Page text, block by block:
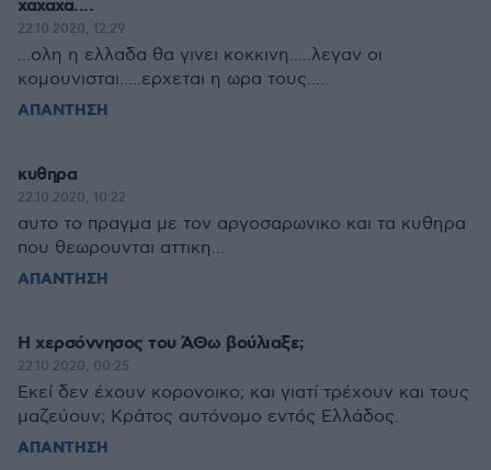
χαχαχα....
22.10.2020, 12:29
...ολη η ελλαδα θα γινει κοκκινη.....λεγαν οι
κομουνισται.....ερχεται η ωρα τους.....
ΑΠΑΝΤΗΣΗ
κυθηρα
22.10.2020, 10:22
αυτο το πραγμα με τον αργοσαρωνικο και τα κυθηρα
που θεωρουνται αττικη...
ΑΠΑΝΤΗΣΗ
Η χερσόννησος του ΆΘω βούλιαξε;
22.10.2020, 00:25
Εκεί δεν έχουν κορονοικο; και γιατί τρέχουν και τους
μαζεύουν; Κράτος αυτόνομο εντός Ελλάδος.
ΑΠΑΝΤΗΣΗ